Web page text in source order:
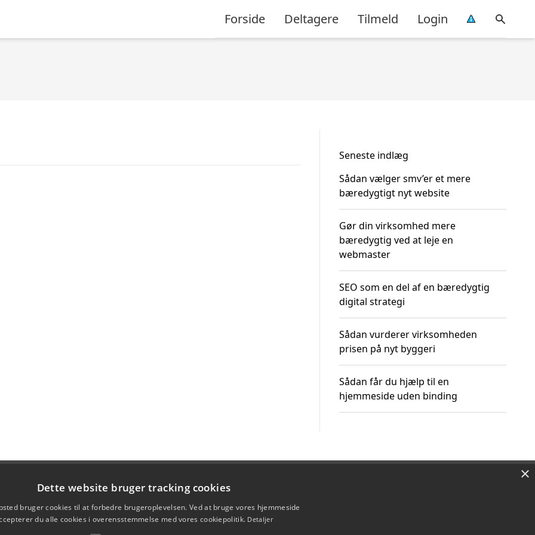
Forside Deltagere Tilmeld Login
Seneste indlæg
Sådan vælger smv’er et mere
bæredygtigt nyt website
Gør din virksomhed mere
bæredygtig ved at leje en
webmaster
SEO som en del af en bæredygtig
digital strategi
Sådan vurderer virksomheden
prisen på nyt byggeri
Sådan får du hjælp til en
hjemmeside uden binding
×
Dette website bruger tracking cookies
bruger cookies til at forbedre brugeroplevelsen. Ved at bruge vores hjemmeside
du alle cookies i overensstemmelse med vores cookiepolitik. Detaljer